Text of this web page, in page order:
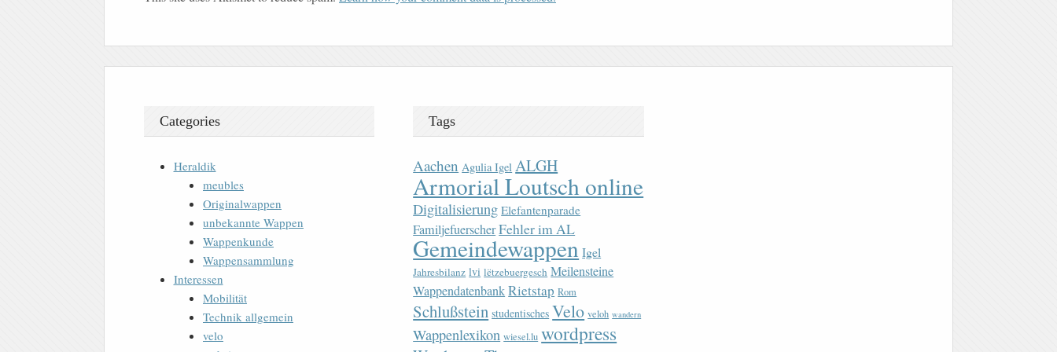
Categories
Heraldik
meubles
Originalwappen
unbekannte Wappen
Wappenkunde
Wappensammlung
Interessen
Mobilität
Technik allgemein
velo
Tags
Aachen Agulia Igel ALGH
Armorial Loutsch online
Digitalisierung Elefantenparade
FamiljefuerscherFehler im AL
Gemeindewappen Igel
Jahresbilanz lvi lëtzebuergesch Meilensteine
WappendatenbankRietstap Rom
Schlußstein studentisches Velo veloh wandern
Wappenlexikon wiesel.lu wordpress